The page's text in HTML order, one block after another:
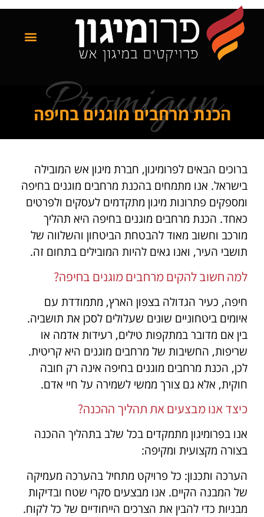
Promigun
הכנת מרחבים מוגנים בחיפה
ברוכים הבאים לפרומיגון, חברת מיגון אש המובילה
בישראל. אנו מתמחים בהכנת מרחבים מוגנים בחיפה
ומספקים פתרונות מיגון מתקדמים לעסקים ולפרטים
כאחד. הכנת מרחבים מוגנים בחיפה היא תהליך
מורכב וחשוב מאוד להבטחת הביטחון והשלווה של
תושבי העיר, ואנו גאים להיות המובילים בתחום זה.
למה חשוב להקים מרחבים מוגנים בחיפה?
חיפה, כעיר הגדולה בצפון הארץ, מתמודדת עם
איומים ביטחוניים שונים שעלולים לסכן את תושביה.
בין אם מדובר במתקפות טילים, רעידות אדמה או
שריפות, החשיבות של מרחבים מוגנים היא קריטית.
לכן, הכנת מרחבים מוגנים בחיפה אינה רק חובה
חוקית, אלא גם צורך ממשי לשמירה על חיי אדם.
כיצד אנו מבצעים את תהליך ההכנה?
אנו בפרומיגון מתמקדים בכל שלב בתהליך ההכנה
בצורה מקצועית ומקיפה:
הערכה ותכנון: כל פרויקט מתחיל בהערכה מעמיקה
של המבנה הקיים. אנו מבצעים סקרי שטח ובדיקות
מבניות כדי להבין את הצרכים הייחודיים של כל לקוח.